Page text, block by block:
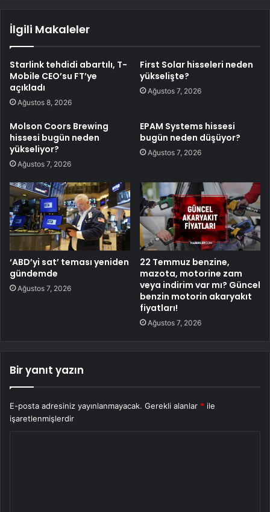
İlgili Makaleler
Starlink tehdidi abartılı, T-
Mobile CEO’su FT’ye
açıkladı
Ağustos 8, 2026
First Solar hisseleri neden
yükselişte?
Ağustos 7, 2026
Molson Coors Brewing
hissesi bugün neden
yükseliyor?
Ağustos 7, 2026
EPAM Systems hissesi
bugün neden düşüyor?
Ağustos 7, 2026
‘ABD’yi sat’ teması yeniden
gündemde
Ağustos 7, 2026
22 Temmuz benzine,
mazota, motorine zam
veya indirim var mı? Güncel
benzin motorin akaryakıt
fiyatları!
Ağustos 7, 2026
Bir yanıt yazın
E-posta adresiniz yayınlanmayacak. Gerekli alanlar * ile
işaretlenmişlerdir